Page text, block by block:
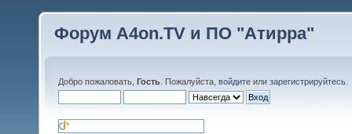
Форум A4on.TV и ПО "Атирра"
Добро пожаловать, Гость . Пожалуйста, войдите или зарегистрируйтесь